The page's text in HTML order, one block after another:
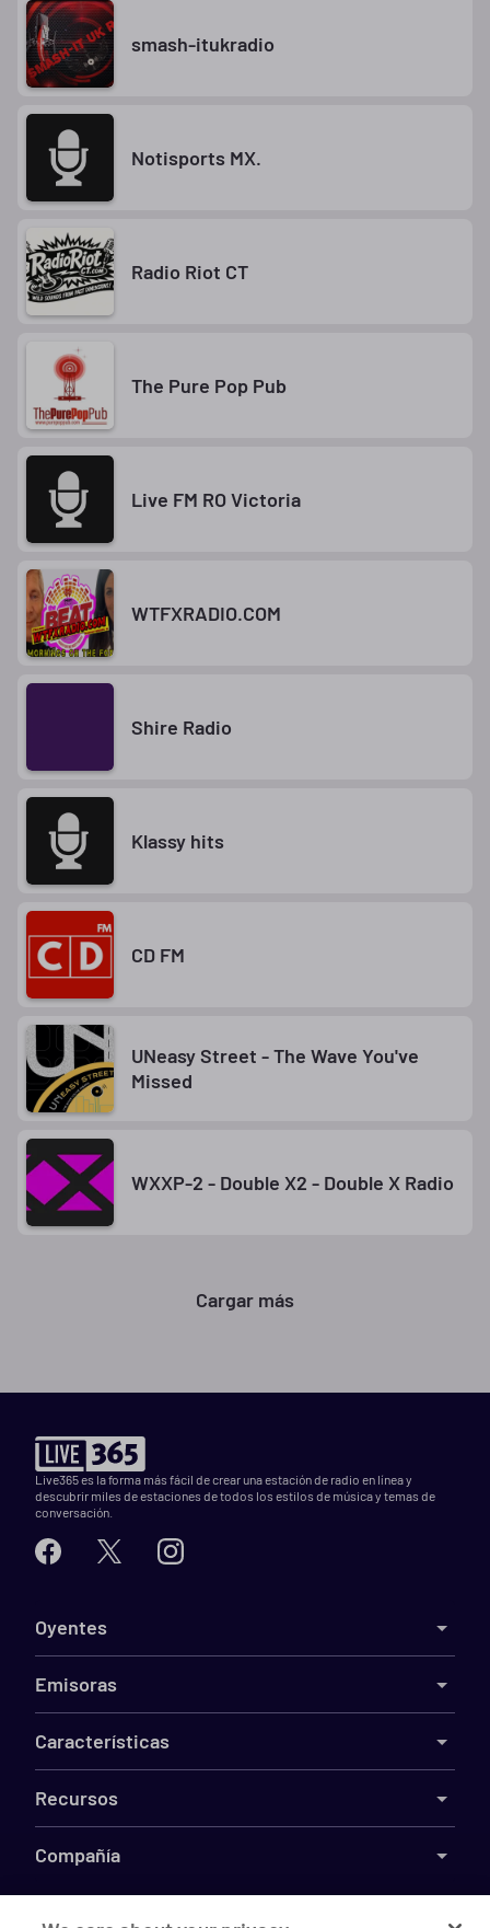
smash-itukradio
Notisports MX.
Radio Riot CT
The Pure Pop Pub
Live FM RO Victoria
WTFXRADIO.COM
Shire Radio
Klassy hits
CD FM
UNeasy Street - The Wave You've
Missed
WXXP-2 - Double X2 - Double X Radio
Cargar más
Live365 es la forma más fácil de crear una estación de radio en línea y
descubrir miles de estaciones de todos los estilos de música y temas de
conversación.
Oyentes
Emisoras
Características
Recursos
Compañía